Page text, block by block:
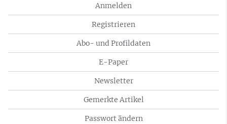
Anmelden
Registrieren
Abo- und Profildaten
E-Paper
Newsletter
Gemerkte Artikel
Passwort ändern